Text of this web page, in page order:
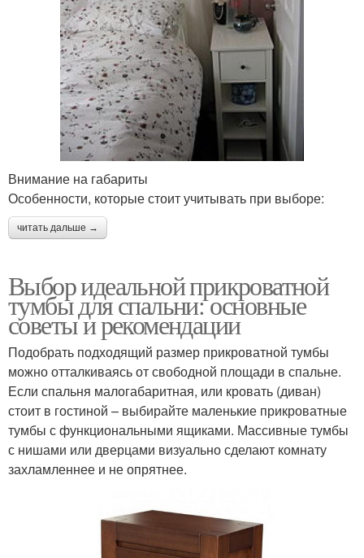
Внимание на габариты
Особенности, которые стоит учитывать при выборе:
читать дальше →
Выбор идеальной прикроватной
тумбы для спальни: основные
советы и рекомендации
Подобрать подходящий размер прикроватной тумбы
можно отталкиваясь от свободной площади в спальне.
Если спальня малогабаритная, или кровать (диван)
стоит в гостиной – выбирайте маленькие прикроватные
тумбы с функциональными ящиками. Массивные тумбы
с нишами или дверцами визуально сделают комнату
захламленнее и не опрятнее.